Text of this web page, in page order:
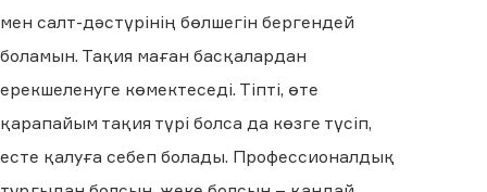
мен салт-дәстүрінің бөлшегін бергендей
боламын. Тақия маған басқалардан
ерекшеленуге көмектеседі. Тіпті, өте
қарапайым тақия түрі болса да көзге түсіп,
есте қалуға себеп болады. Профессионалдық